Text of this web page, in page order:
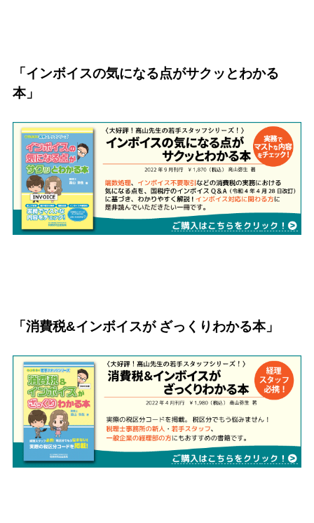
「インボイスの気になる点がサクッとわかる
本」
「消費税&インボイスが ざっくりわかる本」